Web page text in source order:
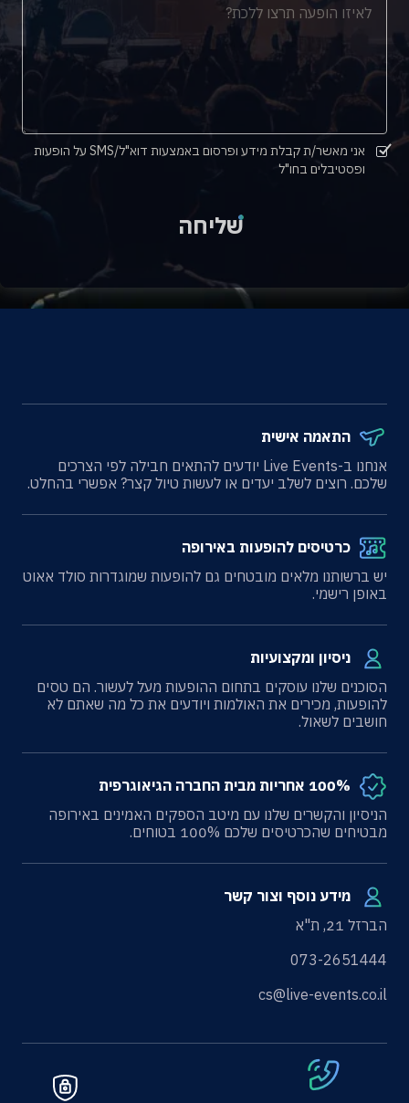
אני מאשר/ת קבלת מידע ופרסום באמצעות דוא"ל/SMS על הופעות
ופסטיבלים בחו"ל
שליחה
התאמה אישית
אנחנו ב-Live Events יודעים להתאים חבילה לפי הצרכים
שלכם. רוצים לשלב יעדים או לעשות טיול קצר? אפשרי בהחלט.
כרטיסים להופעות באירופה
יש ברשותנו מלאים מובטחים גם להופעות שמוגדרות סולד אאוט
באופן רישמי.
ניסיון ומקצועיות
הסוכנים שלנו עוסקים בתחום ההופעות מעל לעשור. הם טסים
להופעות, מכירים את האולמות ויודעים את כל מה שאתם לא
חושבים לשאול.
100% אחריות מבית החברה הגיאוגרפית
הניסיון והקשרים שלנו עם מיטב הספקים האמינים באירופה
מבטיחים שהכרטיסים שלכם 100% בטוחים.
מידע נוסף וצור קשר
הברזל 21, ת"א
073-2651444
cs@live-events.co.il